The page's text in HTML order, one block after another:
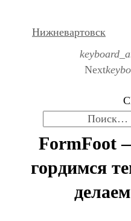
Нижневартовск
Next
FormFoot
гордимся